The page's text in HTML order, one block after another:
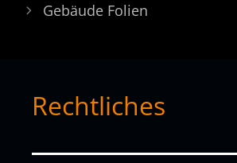
Gebäude Folien
Rechtliches